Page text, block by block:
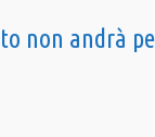
non andrà